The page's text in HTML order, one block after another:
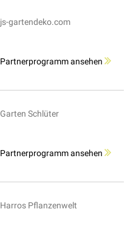
js-gartendeko.com
Partnerprogramm ansehen
Garten Schlüter
Partnerprogramm ansehen
Harros Pflanzenwelt